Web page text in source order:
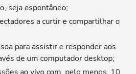
seja espontâneo;
a curtir e compartilhar o
para assistir e responder aos
de um computador desktop;